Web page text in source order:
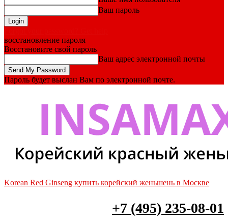
Ваш пароль
восстановление пароля
Восстановите свой пароль
Ваш адрес электронной почты
Пароль будет выслан Вам по электронной почте.
Korean Red Ginseng купить корейский женьшень в Москве
+7 (495) 235-08-01